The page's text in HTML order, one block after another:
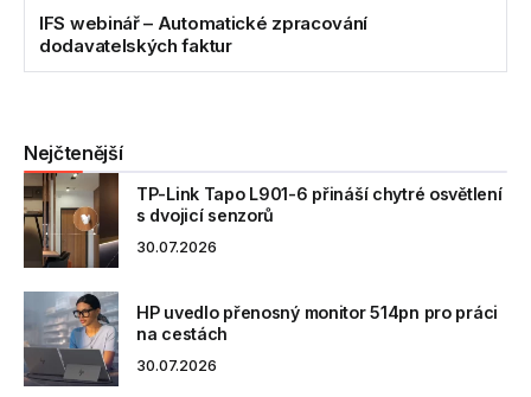
IFS webinář – Automatické zpracování
dodavatelských faktur
Nejčtenější
TP-Link Tapo L901-6 přináší chytré osvětlení
s dvojicí senzorů
30.07.2026
HP uvedlo přenosný monitor 514pn pro práci
na cestách
30.07.2026